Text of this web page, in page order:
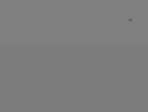
de venta